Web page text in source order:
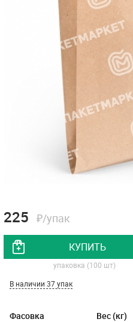
Фасовка Вес (кг)
225 ₽/упак
КУПИТЬ
упаковка (100 шт)
В наличии 37 упак